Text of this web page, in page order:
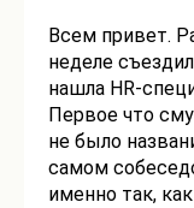
Всем привет.
неделе
нашла HR-
Первое что
не было
самом
именно так,